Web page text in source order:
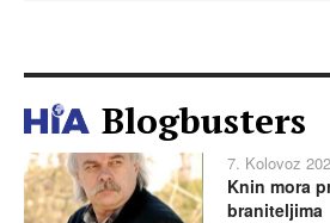
Blogbusters
7. Kolovoz
Knin mora
braniteljima